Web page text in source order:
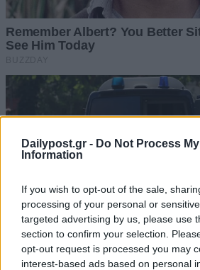
Dailypost.gr - Do Not Process
Information
If you wish to opt-out of the sale,
processing of your personal or
targeted advertising by us, please use
section to confirm your selection.
opt-out request is processed you may
interest-based ads based on personal